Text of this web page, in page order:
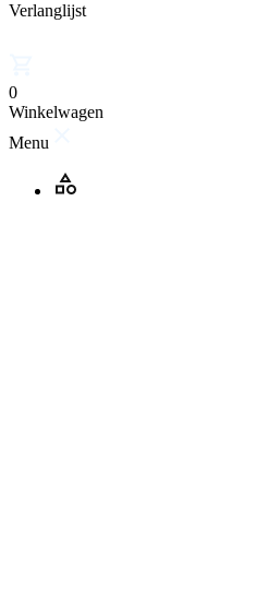
Verlanglijst
0
Winkelwagen
Menu